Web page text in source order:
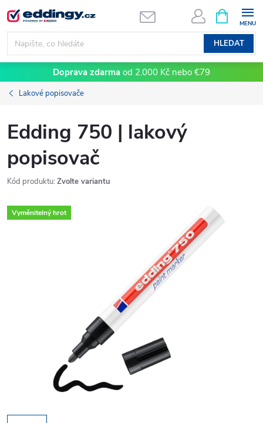
Přejít
na
obsah
HLEDAT
NÁKUPNÍ
KOŠÍK
Doprava zdarma od 2.000 Kč nebo €79
Lakové popisovače
Edding 750 | lakový
popisovač
Kód produktu: Zvolte variantu
Vyměnitelný hrot